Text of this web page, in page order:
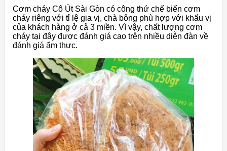
Cơm cháy Cô Út Sài Gòn có công thứ chế biến cơm
cháy riêng với tỉ lệ gia vị, chà bông phù hợp với khẩu vị
của khách hàng ở cả 3 miền. Vì vậy, chất lượng cơm
cháy tại đây được đánh giá cao trên nhiều diễn đàn về
đánh giá ẩm thực.